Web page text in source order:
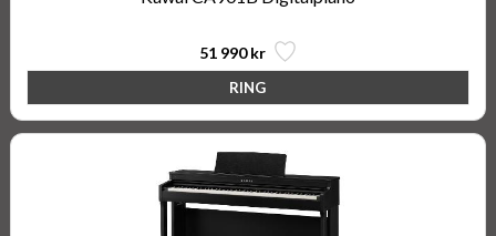
51 990 kr